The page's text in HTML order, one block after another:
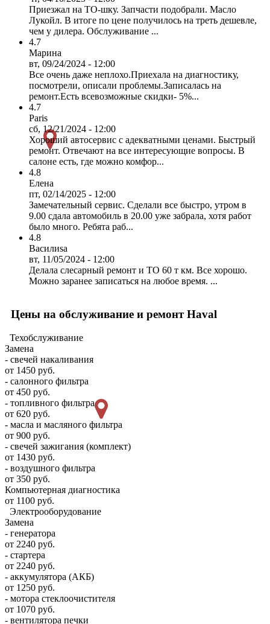
Приезжал на ТО-шку. Запчасти подобрали. Масло
Лукойл. В итоге по цене получилось на треть дешевле,
чем у дилера. Обслуживание ...
4.7
Марина
вт, 09/24/2024 - 12:00
Все очень даже неплохо.Приехала на диагностику,
посмотрели, описали проблемы.Записалась на
ремонт.Есть всевозможные скидки- 5%...
4.7
Paris
сб, 12/21/2024 - 12:00
Хороший автосервис с адекватными ценами. Быстрый
ремонт. Отвечают на все интересующие вопросы. В
салоне есть, где можно комфор...
4.8
Елена
пт, 02/14/2025 - 12:00
Замечательный сервис. Сделали все быстро, утром в
9.00 сдала автомобиль в 20.00 уже забрала, хотя работ
было много. Ребята раб...
4.8
Василиsa
вт, 11/05/2024 - 12:00
Делала слесарный ремонт и ТО 60 т км. Все хорошо.
Можно заранее записаться на любое время. ...
Цены на обслуживание и ремонт Haval
Техобслуживание
Замена
- свечей накаливания
от 1450 руб.
- салонного фильтра
от 450 руб.
- топливного фильтра
от 620 руб.
- масла и масляного фильтра
от 900 руб.
- свечей зажигания (комплект)
от 1430 руб.
- воздушного фильтра
от 350 руб.
Компьютерная диагностика
от 1100 руб.
Электрооборудование
Замена
- генератора
от 2240 руб.
- стартера
от 2240 руб.
- аккумулятора (АКБ)
от 1250 руб.
- мотора стеклоочистителя
от 1070 руб.
- вентилятора печки